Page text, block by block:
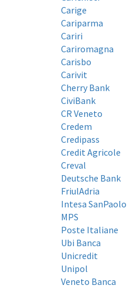
Carige
Cariparma
Cariri
Cariromagna
Carisbo
Carivit
Cherry Bank
CiviBank
CR Veneto
Credem
Credipass
Credit Agricole
Creval
Deutsche Bank
FriulAdria
Intesa SanPaolo
MPS
Poste Italiane
Ubi Banca
Unicredit
Unipol
Veneto Banca